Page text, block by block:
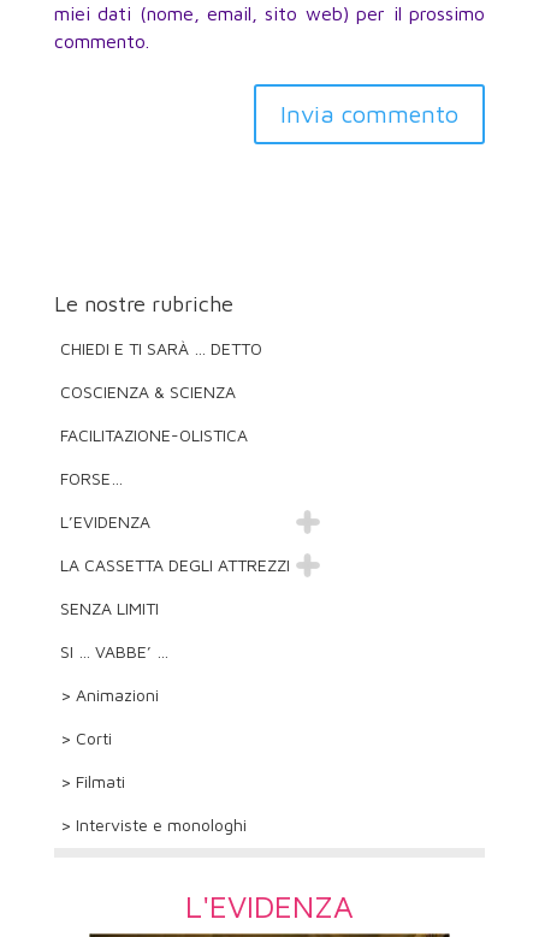
miei dati (nome, email, sito web) per il prossimo
commento.
Invia commento
Le nostre rubriche
CHIEDI E TI SARÀ … DETTO
COSCIENZA & SCIENZA
FACILITAZIONE-OLISTICA
FORSE…
L’EVIDENZA
LA CASSETTA DEGLI ATTREZZI
SENZA LIMITI
SI … VABBE’ …
> Animazioni
> Corti
> Filmati
> Interviste e monologhi
L'EVIDENZA